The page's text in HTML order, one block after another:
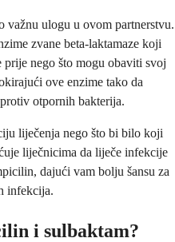
važnu ulogu u ovom partnerstvu.
zvane beta-laktamaze koji
nego što mogu obaviti svoj
ove enzime tako da
otpornih bakterija.
liječenja nego što bi bilo koji
liječnicima da liječe infekcije
dajući vam bolju šansu za
infekcija.
i sulbaktam?